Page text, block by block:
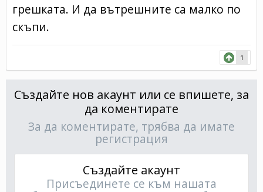
грешката. И да вътрешните са малко по
скъпи.
1
Създайте нов акаунт или се впишете, за
да коментирате
За да коментирате, трябва да имате
регистрация
Създайте акаунт
Присъединете се към нашата